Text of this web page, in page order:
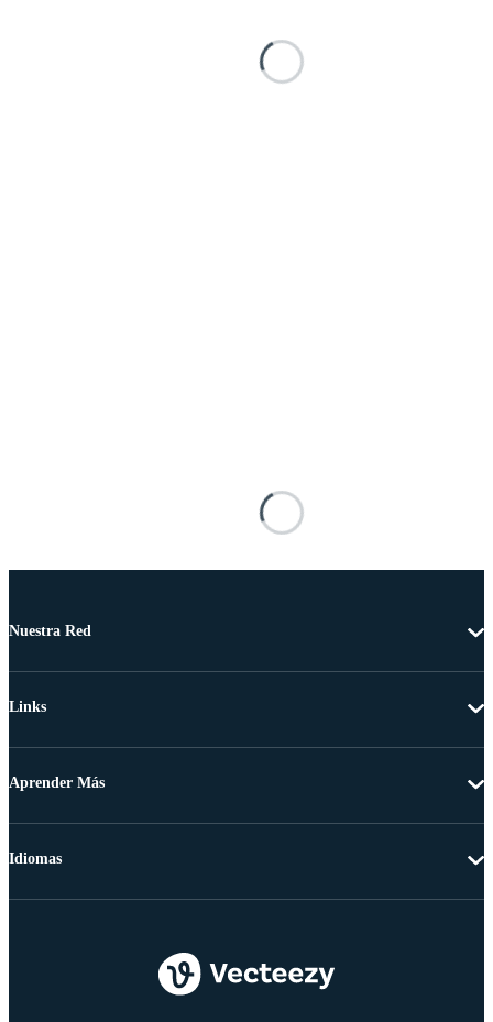
Nuestra Red
Links
Aprender Más
Idiomas